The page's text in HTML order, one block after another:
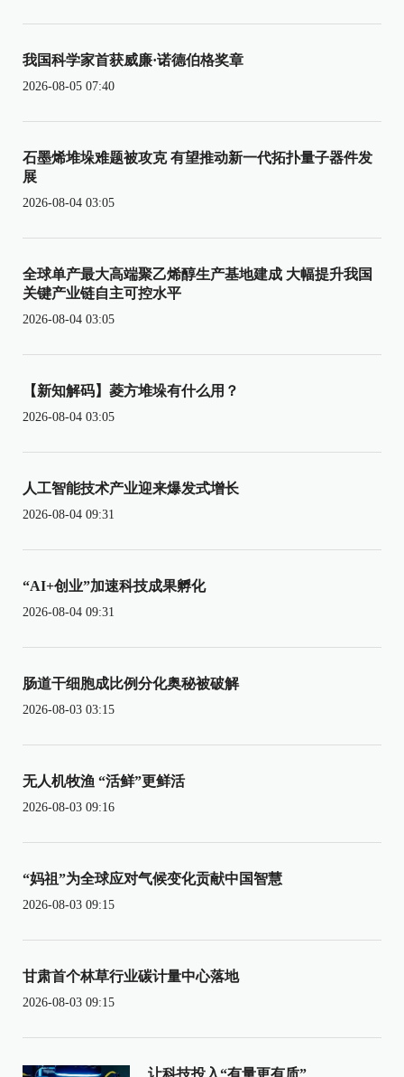
我国科学家首获威廉·诺德伯格奖章
2026-08-05 07:40
石墨烯堆垛难题被攻克 有望推动新一代拓扑量子器件发
展
2026-08-04 03:05
全球单产最大高端聚乙烯醇生产基地建成 大幅提升我国
关键产业链自主可控水平
2026-08-04 03:05
【新知解码】菱方堆垛有什么用？
2026-08-04 03:05
人工智能技术产业迎来爆发式增长
2026-08-04 09:31
“AI+创业”加速科技成果孵化
2026-08-04 09:31
肠道干细胞成比例分化奥秘被破解
2026-08-03 03:15
无人机牧渔 “活鲜”更鲜活
2026-08-03 09:16
“妈祖”为全球应对气候变化贡献中国智慧
2026-08-03 09:15
甘肃首个林草行业碳计量中心落地
2026-08-03 09:15
让科技投入“有量更有质”